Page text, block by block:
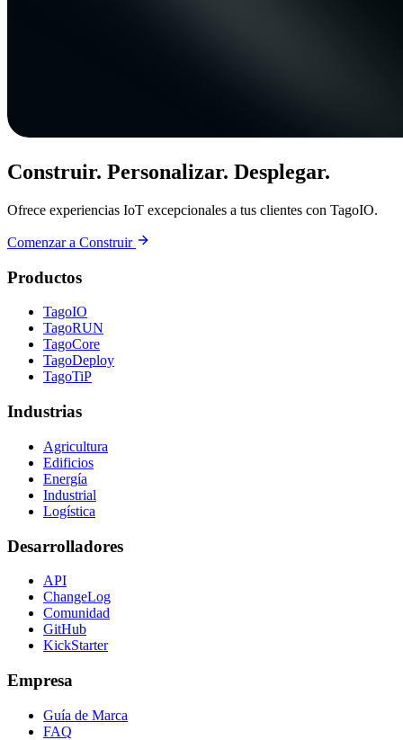
Construir. Personalizar. Desplegar.
Ofrece experiencias IoT excepcionales a tus clientes con TagoIO.
Comenzar a Construir
Productos
TagoIO
TagoRUN
TagoCore
TagoDeploy
TagoTiP
Industrias
Agricultura
Edificios
Energía
Industrial
Logística
Desarrolladores
API
ChangeLog
Comunidad
GitHub
KickStarter
Empresa
Guía de Marca
FAQ